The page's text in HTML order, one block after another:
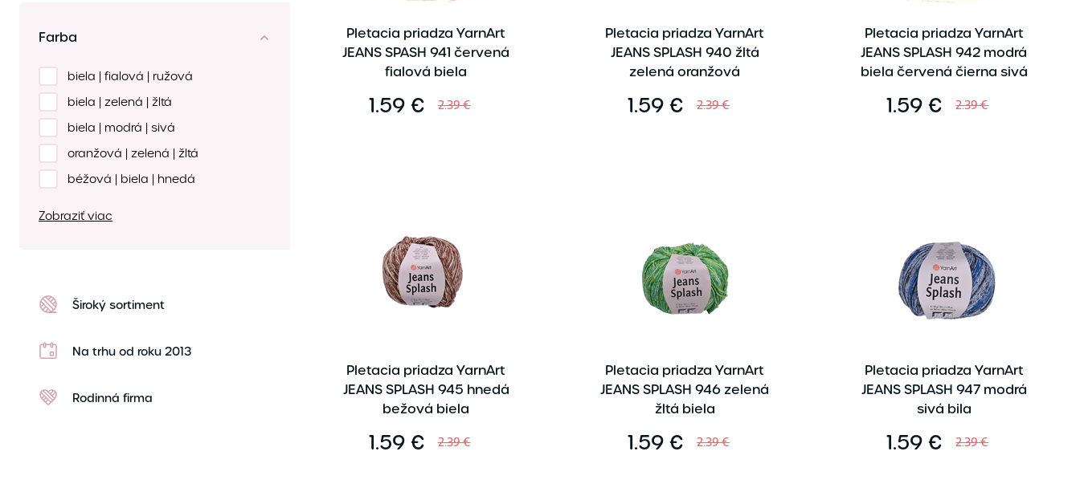
Farba
biela | fialová | ružová
biela | zelená | žltá
biela | modrá | sivá
oranžová | zelená | žltá
béžová | biela | hnedá
Zobraziť viac
Široký sortiment
Na trhu od roku 2013
Rodinná firma
Pletacia priadza YarnArt
JEANS SPASH 941 červená
fialová biela
1.59 € 2.39 €
Pletacia priadza YarnArt
JEANS SPLASH 940 žltá
zelená oranžová
1.59 € 2.39 €
Pletacia priadza YarnArt
JEANS SPLASH 942 modrá
biela červená čierna sivá
1.59 € 2.39 €
Pletacia priadza YarnArt
JEANS SPLASH 945 hnedá
bežová biela
1.59 € 2.39 €
Pletacia priadza YarnArt
JEANS SPLASH 946 zelená
žltá biela
1.59 € 2.39 €
Pletacia priadza YarnArt
JEANS SPLASH 947 modrá
sivá bila
1.59 € 2.39 €